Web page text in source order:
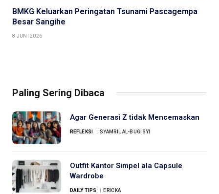
BMKG Keluarkan Peringatan Tsunami Pascagempa
Besar Sangihe
8 JUNI 2026
Paling Sering Dibaca
Agar Generasi Z tidak Mencemaskan
REFLEKSI SYAMRIL AL-BUGISYI
Outfit Kantor Simpel ala Capsule
Wardrobe
DAILY TIPS ERICKA